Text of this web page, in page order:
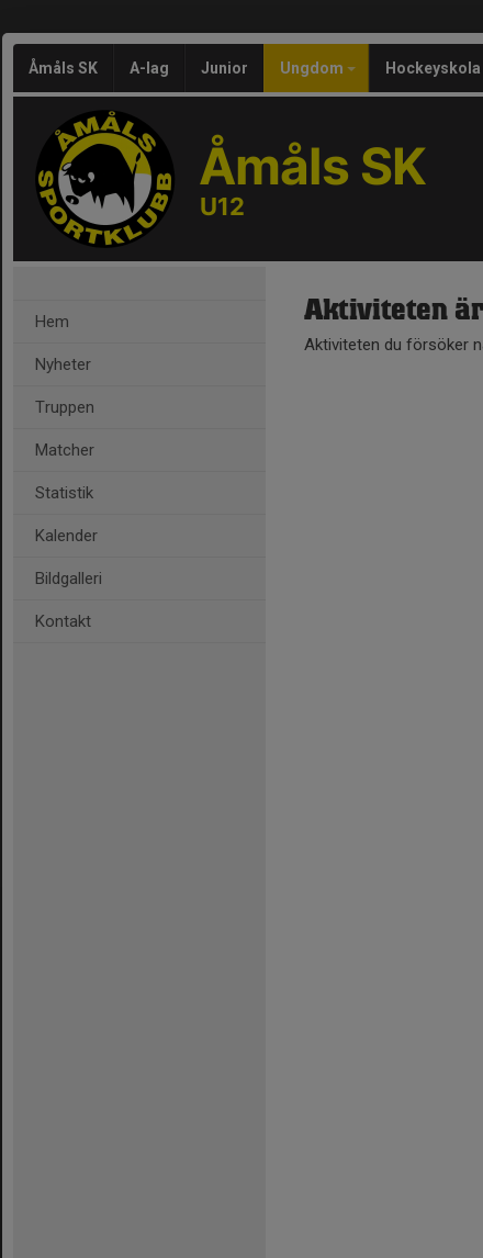
Åmåls SK A-lag Junior Ungdom Hockeyskola
Åmåls SK
U12
Hem
Nyheter
Truppen
Matcher
Statistik
Kalender
Bildgalleri
Kontakt
Aktiviteten
Aktiviteten du försöker